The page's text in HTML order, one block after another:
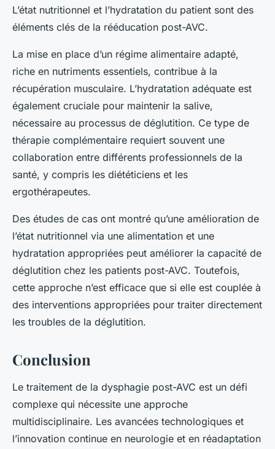
L’état nutritionnel et l’hydratation du patient sont des
éléments clés de la rééducation post-AVC.
La mise en place d’un régime alimentaire adapté,
riche en nutriments essentiels, contribue à la
récupération musculaire. L’hydratation adéquate est
également cruciale pour maintenir la salive,
nécessaire au processus de déglutition. Ce type de
thérapie complémentaire requiert souvent une
collaboration entre différents professionnels de la
santé, y compris les diététiciens et les
ergothérapeutes.
Des études de cas ont montré qu’une amélioration de
l’état nutritionnel via une alimentation et une
hydratation appropriées peut améliorer la capacité de
déglutition chez les patients post-AVC. Toutefois,
cette approche n’est efficace que si elle est couplée à
des interventions appropriées pour traiter directement
les troubles de la déglutition.
Conclusion
Le traitement de la dysphagie post-AVC est un défi
complexe qui nécessite une approche
multidisciplinaire. Les avancées technologiques et
l’innovation continue en neurologie et en réadaptation